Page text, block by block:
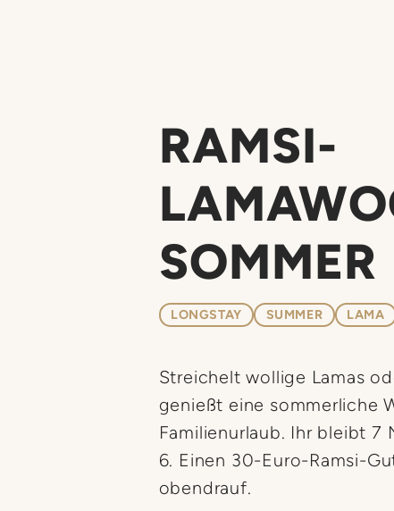
RAMSI-
SOMMER
LONGSTAY SUMMER LAMA
Streichelt wollige Lamas
genießt eine sommerliche
Familienurlaub. Ihr bleibt 7
6. Einen 30-Euro-Ramsi-
obendrauf.